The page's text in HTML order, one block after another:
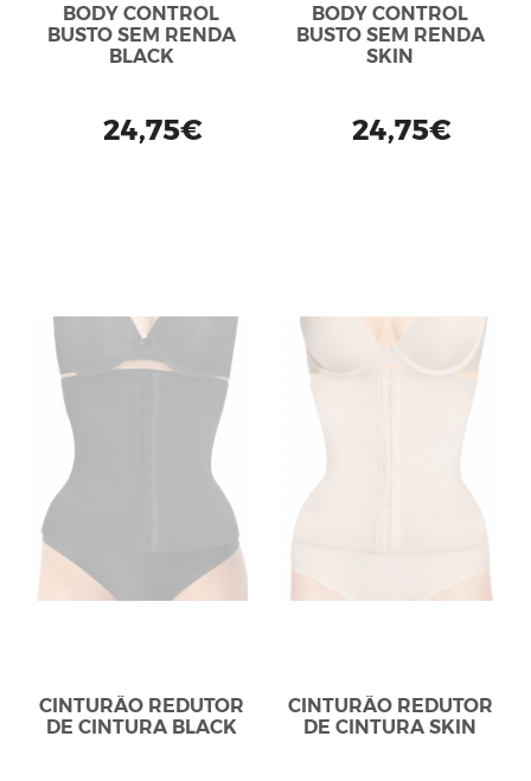
BODY CONTROL
BUSTO SEM RENDA
BLACK
24,75€
BODY CONTROL
BUSTO SEM RENDA
SKIN
24,75€
CINTURÃO REDUTOR
DE CINTURA BLACK
CINTURÃO REDUTOR
DE CINTURA SKIN